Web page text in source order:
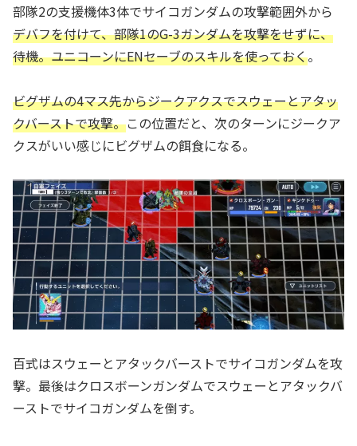
部隊2の支援機体3体でサイコガンダムの攻撃範囲外から
デバフを付けて、部隊1のG-3ガンダムを攻撃をせずに、
待機。ユニコーンにENセーブのスキルを使っておく。
ビグザムの4マス先からジークアクスでスウェーとアタッ
クバーストで攻撃。この位置だと、次のターンにジークア
クスがいい感じにビグザムの餌食になる。
百式はスウェーとアタックバーストでサイコガンダムを攻
撃。最後はクロスボーンガンダムでスウェーとアタックバ
ーストでサイコガンダムを倒す。